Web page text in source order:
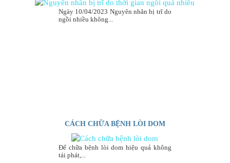
Ngày 10/04/2023 Nguyên nhân bị trĩ do
ngồi nhiều không...
CÁCH CHỮA BỆNH LÒI DOM
Để chữa bệnh lòi dom hiệu quả không
tái phát,...